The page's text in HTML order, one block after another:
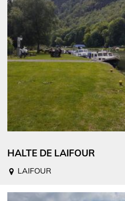
HALTE DE LAIFOUR
LAIFOUR